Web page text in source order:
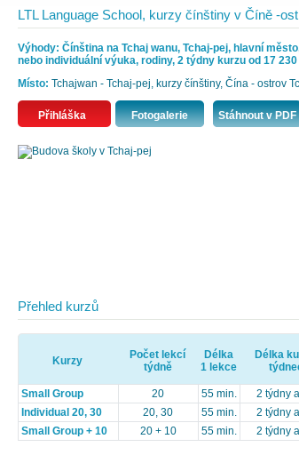
LTL Language School, kurzy čínštiny v Číně -
Výhody: Čínština na Tchaj wanu, Tchaj-pej, hlavní
nebo individuální výuka, rodiny, 2 týdny kurzu od 17
Místo: Tchajwan - Tchaj-pej, kurzy čínštiny, Čína - ostrov
Přihláška Fotogalerie Stáhnout v PDF
Přehled kurzů
Kurzy
Počet lekcí
týdně
Délka
1 lekce
Délka
Small Group
20 55 min. 2 týdny
Individual 20, 30
20, 30 55 min. 2 týdny
Small Group + 10
20 + 10 55 min. 2 týdny